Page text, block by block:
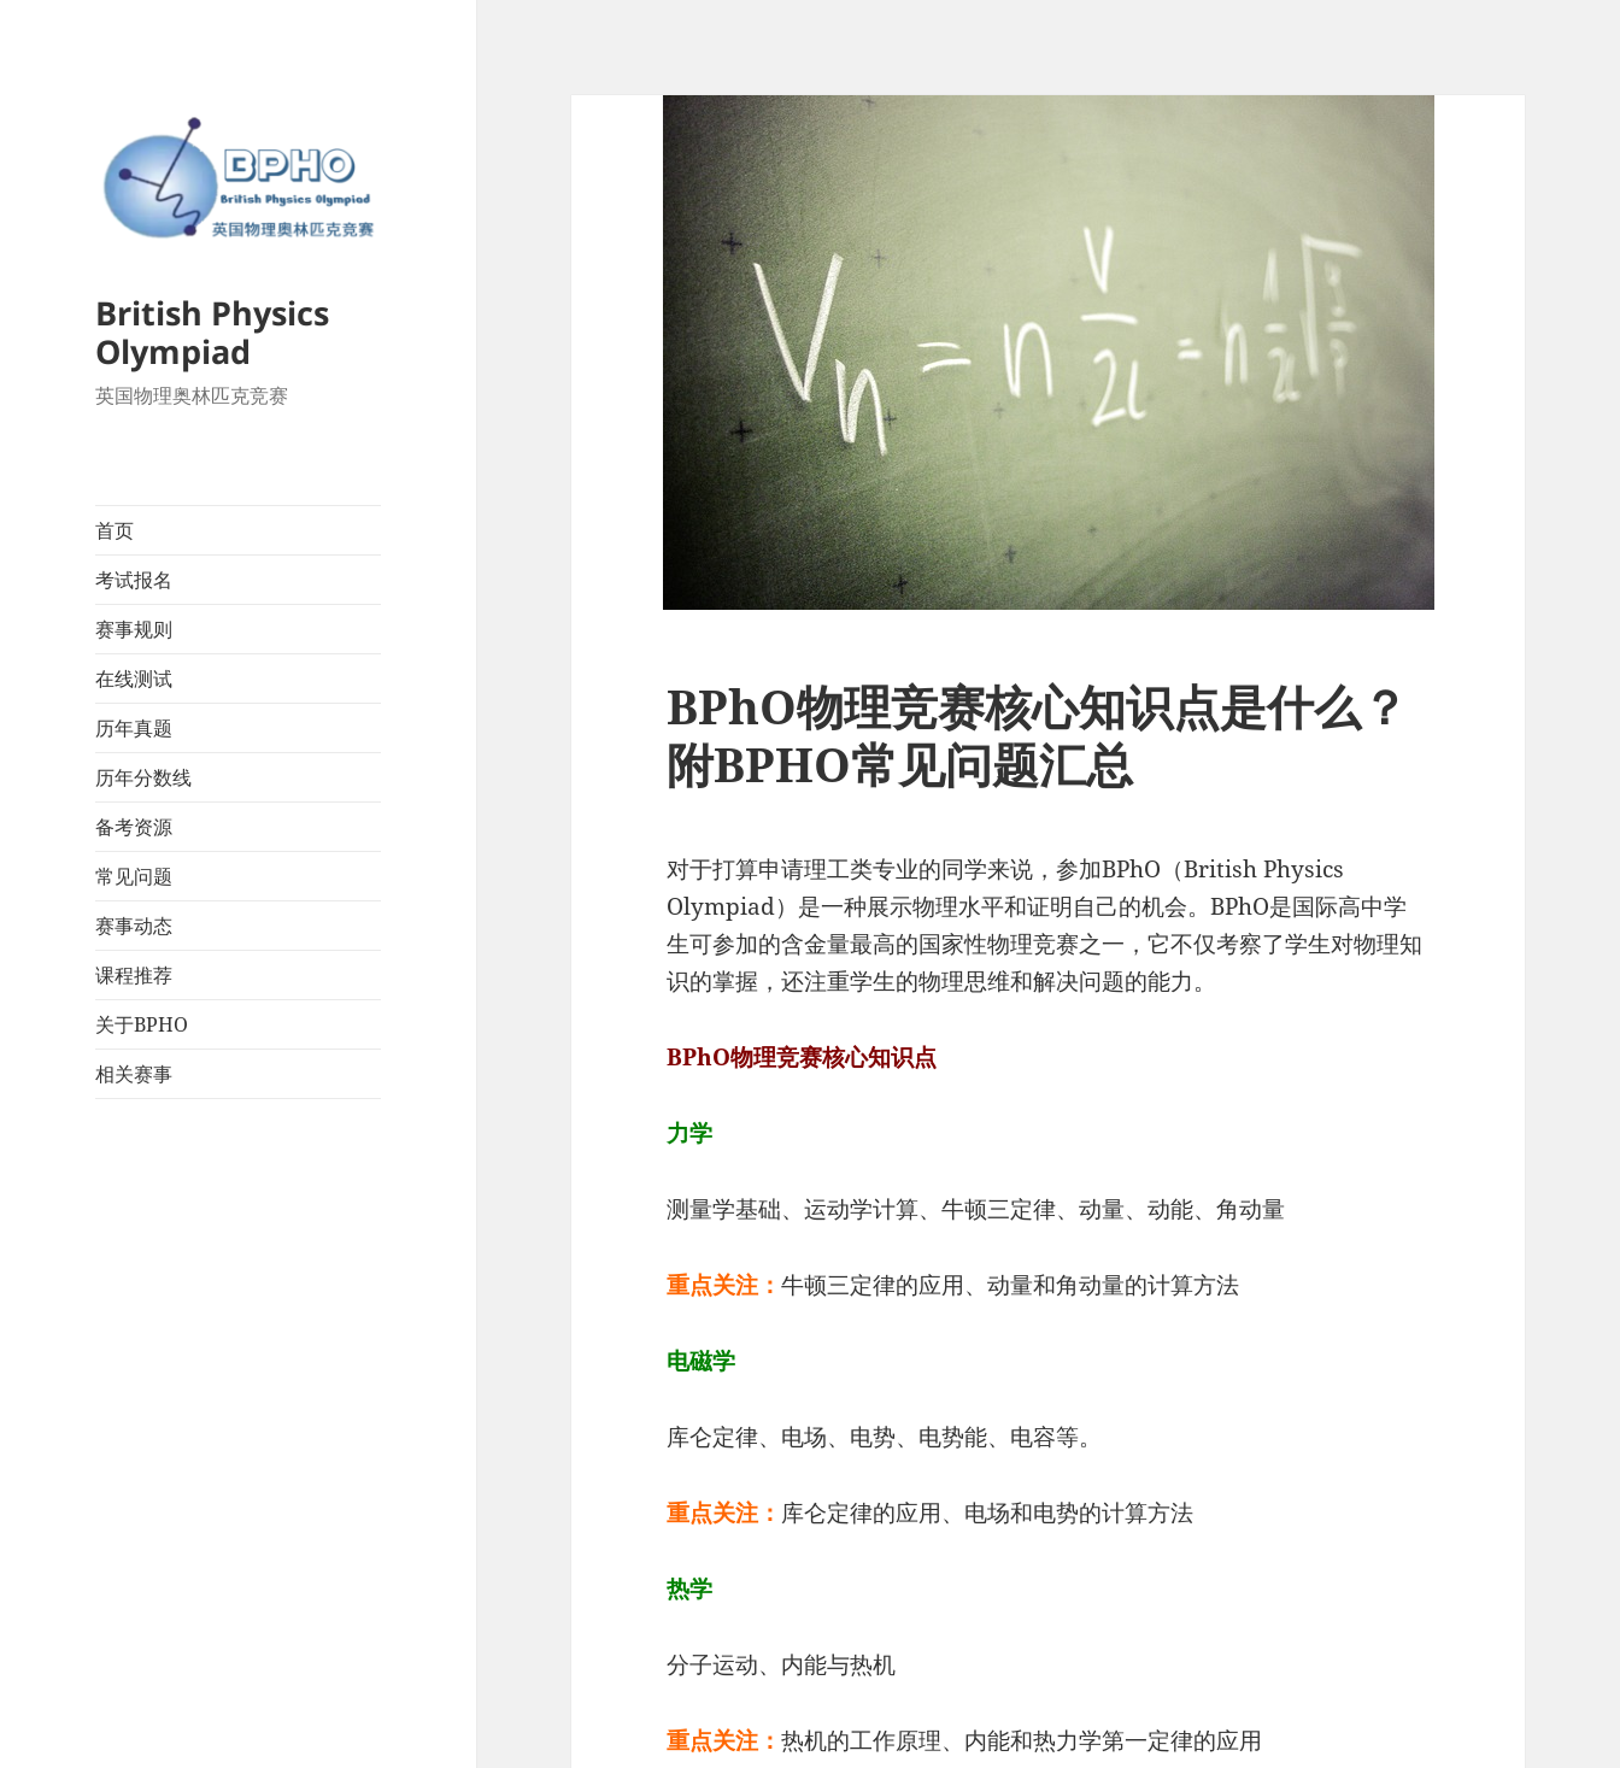
British Physics
Olympiad
英国物理奥林匹克竞赛
首页
考试报名
赛事规则
在线测试
历年真题
历年分数线
备考资源
常见问题
赛事动态
课程推荐
关于BPHO
相关赛事
BPhO物理竞赛核心知识点是什么？
附BPHO常见问题汇总
对于打算申请理工类专业的同学来说，参加BPhO（British Physics
Olympiad）是一种展示物理水平和证明自己的机会。BPhO是国际高中学
生可参加的含金量最高的国家性物理竞赛之一，它不仅考察了学生对物理知
识的掌握，还注重学生的物理思维和解决问题的能力。
BPhO物理竞赛核心知识点
力学
测量学基础、运动学计算、牛顿三定律、动量、动能、角动量
重点关注：牛顿三定律的应用、动量和角动量的计算方法
电磁学
库仑定律、电场、电势、电势能、电容等。
重点关注： 库仑定律的应用、电场和电势的计算方法
热学
分子运动、内能与热机
重点关注：热机的工作原理、内能和热力学第一定律的应用